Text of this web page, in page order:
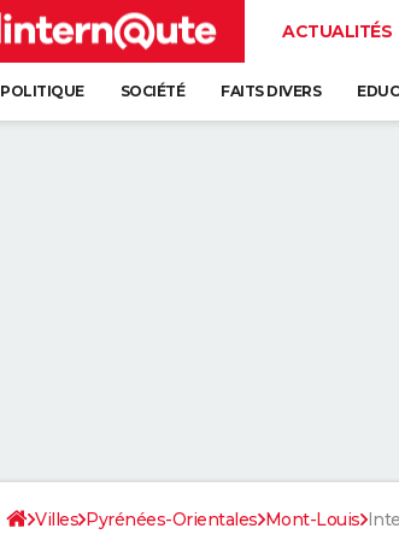
ACTUALITÉS
POLITIQUE SOCIÉTÉ FAITS DIVERS
Villes Pyrénées-Orientales Mont-Louis